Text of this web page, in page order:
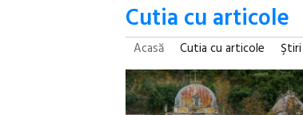
Cutia cu articole
Acasă Cutia cu articole Ştiri